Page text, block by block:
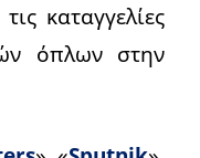
καταγγελίες
όπλων στην